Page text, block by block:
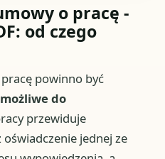
o pracę -
od czego
powinno być
do
przewiduje
jednej ze